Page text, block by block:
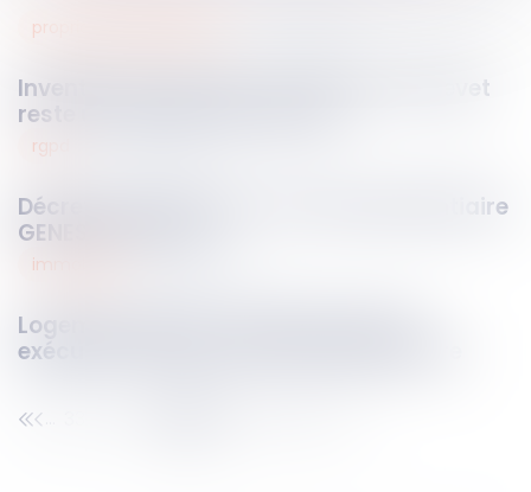
Invention de mission : la cession du brevet
reste un acte de valorisation
propriété intellectuelle
Décret du 2 juin 2026 : le fichier pénitentiaire
GENESIS réformé
rgpd
Logement décent : distinction entre
exécution forcée et action indemnitaire
immobilier